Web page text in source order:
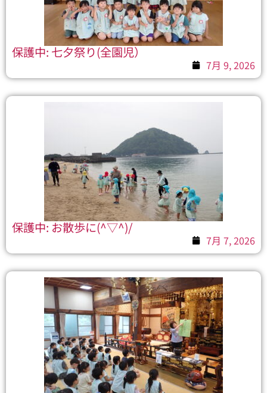
保護中: 七夕祭り(全園児）
7月 9, 2026
保護中: お散歩に(^▽^)/
7月 7, 2026